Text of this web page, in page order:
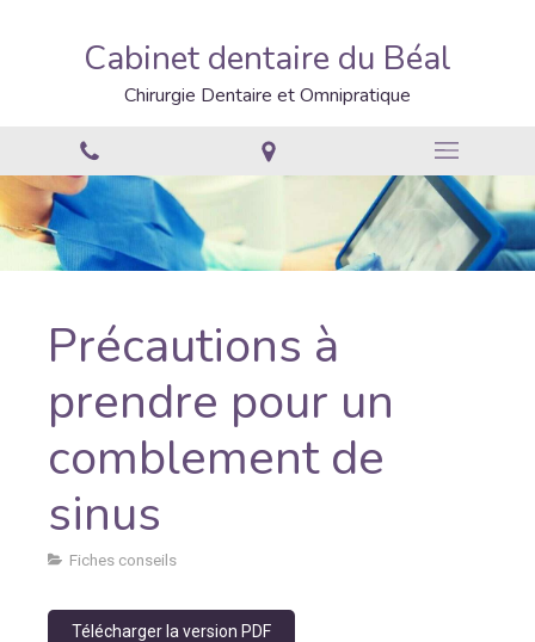
Cabinet dentaire du Béal
Chirurgie Dentaire et Omnipratique
Précautions à
prendre pour un
comblement de
sinus
Fiches conseils
Télécharger la version PDF